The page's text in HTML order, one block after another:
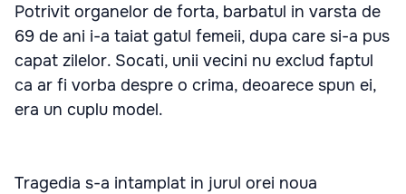
Potrivit organelor de forta, barbatul in varsta de
69 de ani i-a taiat gatul femeii, dupa care si-a pus
capat zilelor. Socati, unii vecini nu exclud faptul
ca ar fi vorba despre o crima, deoarece spun ei,
era un cuplu model.
Tragedia s-a intamplat in jurul orei noua